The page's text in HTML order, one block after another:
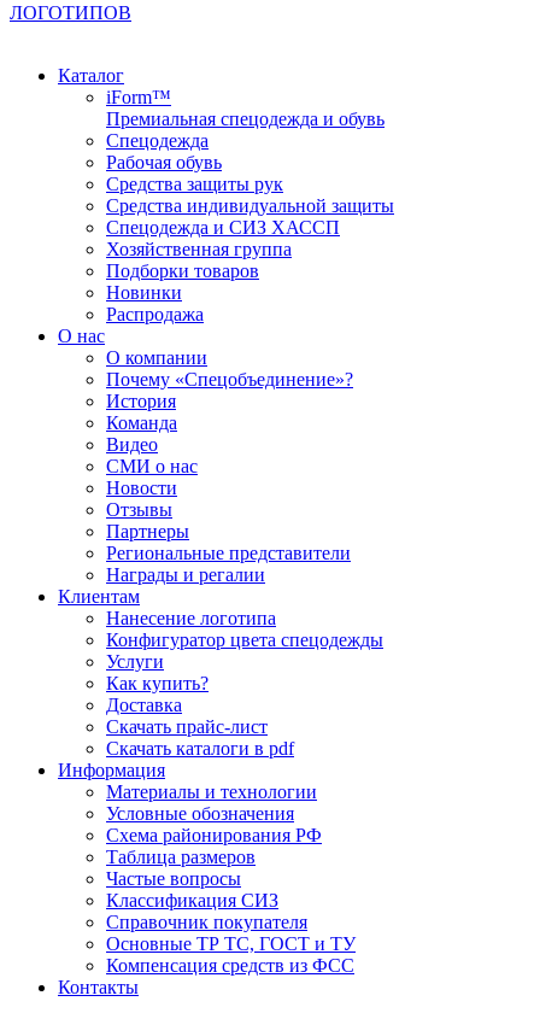
ЛОГОТИПОВ
Каталог
iForm™
Премиальная спецодежда и обувь
Спецодежда
Рабочая обувь
Средства защиты рук
Средства индивидуальной защиты
Спецодежда и СИЗ ХАССП
Хозяйственная группа
Подборки товаров
Новинки
Распродажа
О нас
О компании
Почему «Спецобъединение»?
История
Команда
Видео
СМИ о нас
Новости
Отзывы
Партнеры
Региональные представители
Награды и регалии
Клиентам
Нанесение логотипа
Конфигуратор цвета спецодежды
Услуги
Как купить?
Доставка
Скачать прайс-лист
Скачать каталоги в pdf
Информация
Материалы и технологии
Условные обозначения
Схема районирования РФ
Таблица размеров
Частые вопросы
Классификация СИЗ
Справочник покупателя
Основные ТР ТС, ГОСТ и ТУ
Компенсация средств из ФСС
Контакты